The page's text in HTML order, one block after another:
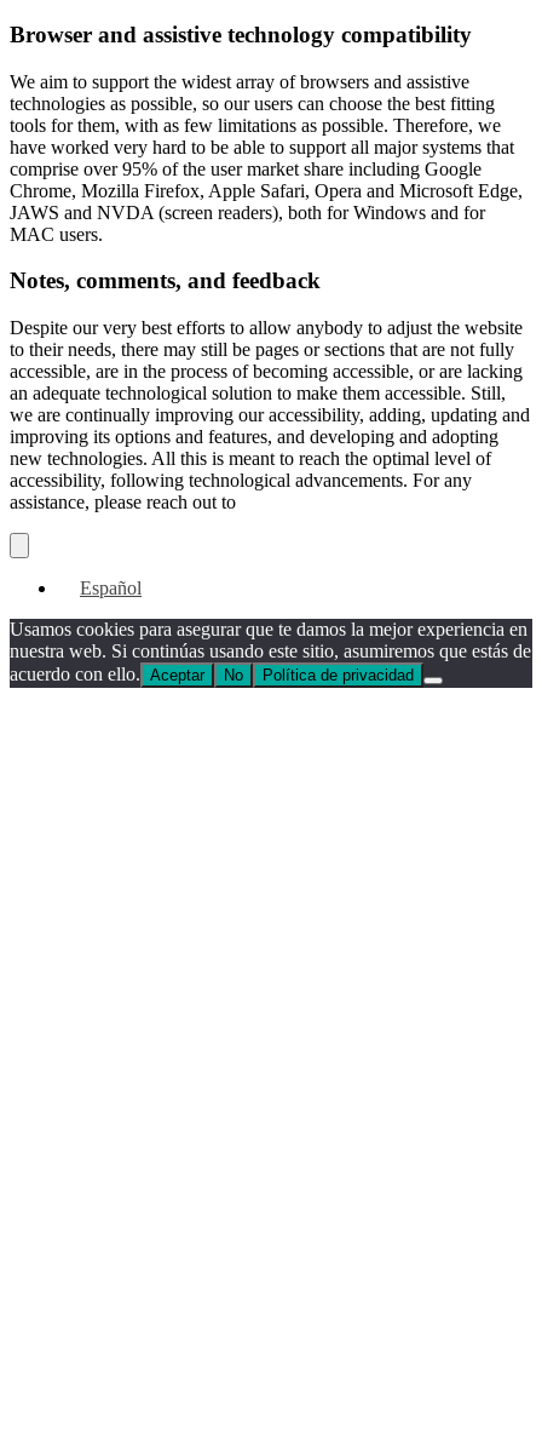
Browser and assistive technology compatibility
We aim to support the widest array of browsers and assistive
technologies as possible, so our users can choose the best fitting
tools for them, with as few limitations as possible. Therefore, we
have worked very hard to be able to support all major systems that
comprise over 95% of the user market share including Google
Chrome, Mozilla Firefox, Apple Safari, Opera and Microsoft Edge,
JAWS and NVDA (screen readers), both for Windows and for
MAC users.
Notes, comments, and feedback
Despite our very best efforts to allow anybody to adjust the website
to their needs, there may still be pages or sections that are not fully
accessible, are in the process of becoming accessible, or are lacking
an adequate technological solution to make them accessible. Still,
we are continually improving our accessibility, adding, updating and
improving its options and features, and developing and adopting
new technologies. All this is meant to reach the optimal level of
accessibility, following technological advancements. For any
assistance, please reach out to
Español
Usamos cookies para asegurar que te damos la mejor experiencia en
nuestra web. Si continúas usando este sitio, asumiremos que estás de
acuerdo con ello. Aceptar No Política de privacidad